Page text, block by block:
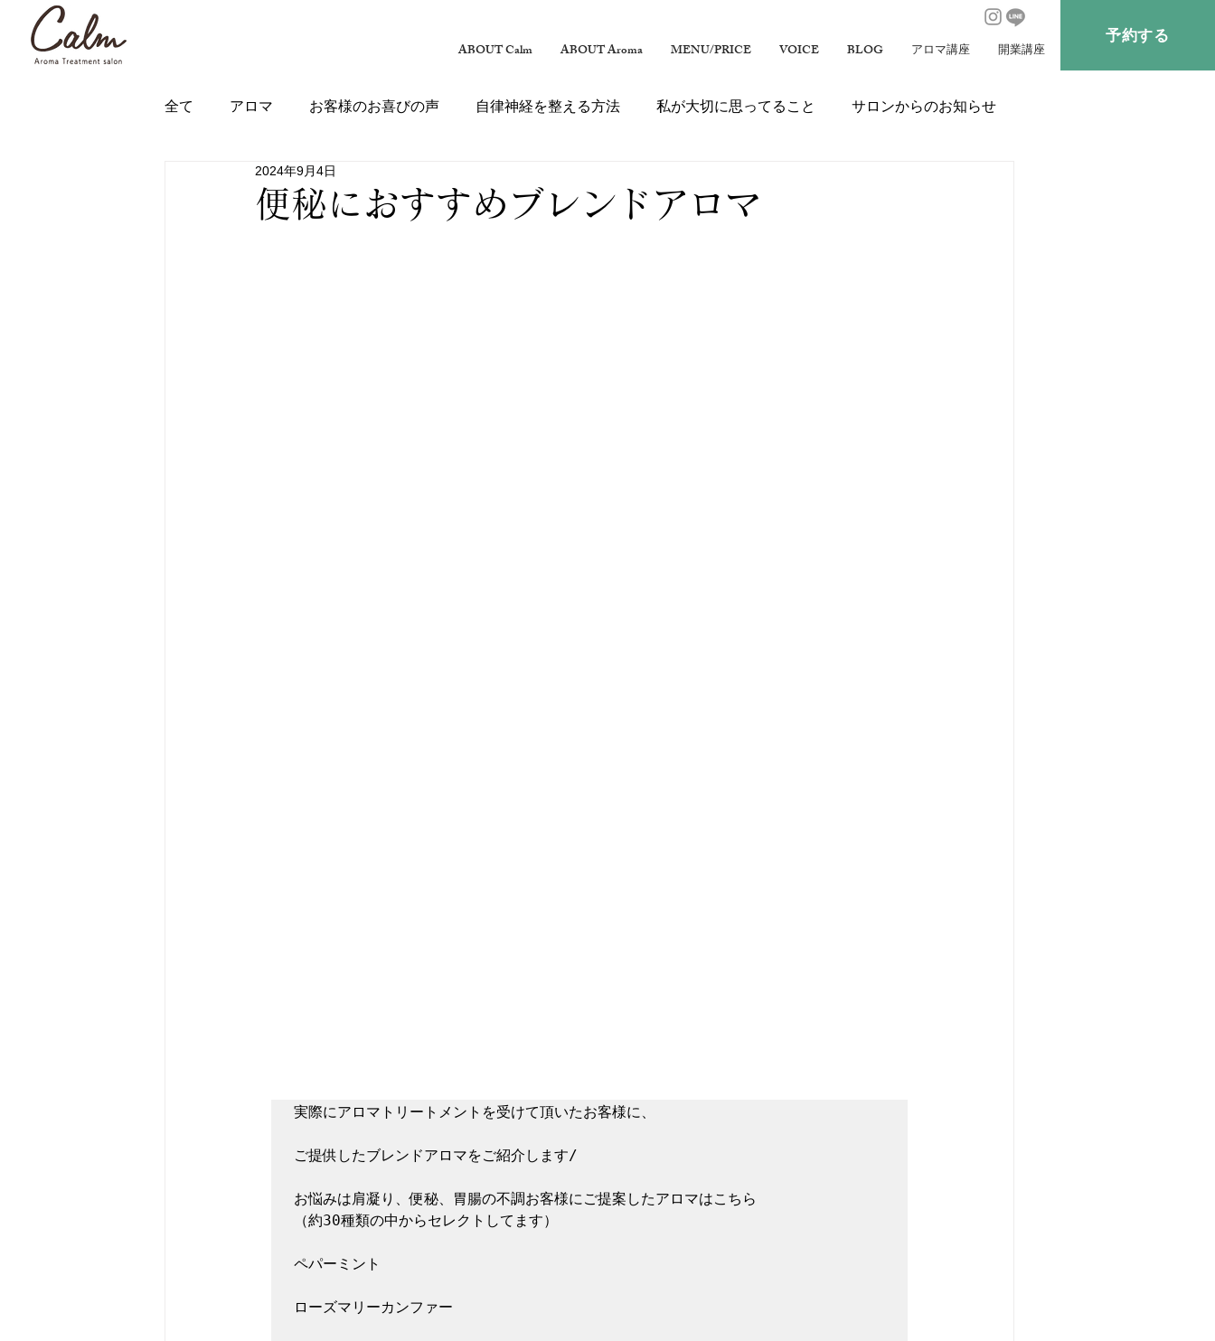
ABOUT Calm ABOUT Aroma MENU/PRICE VOICE BLOG アロマ講座 開業講座
予約する
全て アロマ お客様のお喜びの声 自律神経を整える方法 私が大切に思ってること サロンからのお知らせ
便秘におすすめブレンドアロマ
2024年9月4日
実際にアロマトリートメントを受けて頂いたお客様に、
ご提供したブレンドアロマをご紹介します/
お悩みは肩凝り、便秘、胃腸の不調お客様にご提案したアロマはこちら
（約30種類の中からセレクトしてます）
ペパーミント
ローズマリーカンファー